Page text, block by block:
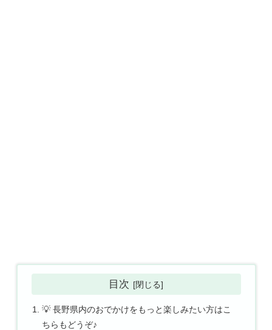
目次
💡 長野県内のおでかけをもっと楽しみたい方はこ
ちらもどうぞ♪